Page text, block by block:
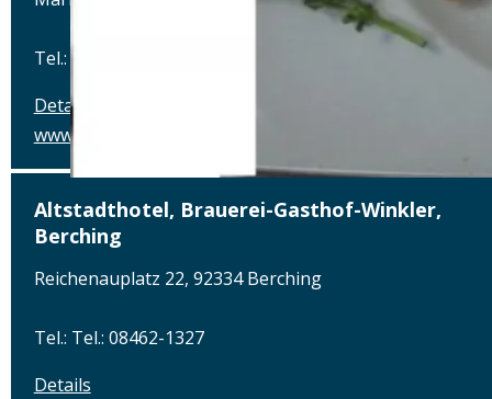
Tel.: Tel.: 089-6419340
Details
www.alterwirt.de
Altstadthotel, Brauerei-Gasthof-Winkler,
Berching
Reichenauplatz 22, 92334 Berching
Tel.: Tel.: 08462-1327
Details